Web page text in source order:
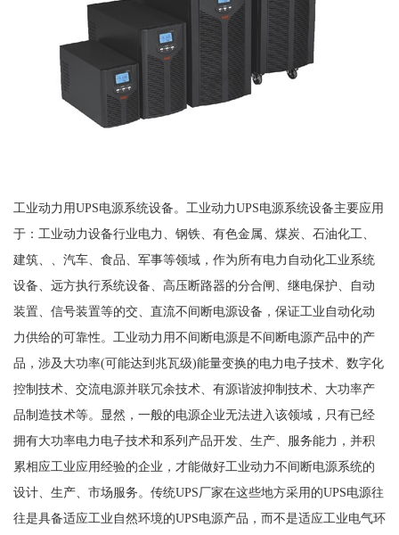
工业动力用UPS电源系统设备。工业动力UPS电源系统设备主要应用
于：工业动力设备行业电力、钢铁、有色金属、煤炭、石油化工、
建筑、、汽车、食品、军事等领域，作为所有电力自动化工业系统
设备、远方执行系统设备、高压断路器的分合闸、继电保护、自动
装置、信号装置等的交、直流不间断电源设备，保证工业自动化动
力供给的可靠性。工业动力用不间断电源是不间断电源产品中的产
品，涉及大功率(可能达到兆瓦级)能量变换的电力电子技术、数字化
控制技术、交流电源并联冗余技术、有源谐波抑制技术、大功率产
品制造技术等。显然，一般的电源企业无法进入该领域，只有已经
拥有大功率电力电子技术和系列产品开发、生产、服务能力，并积
累相应工业应用经验的企业，才能做好工业动力不间断电源系统的
设计、生产、市场服务。传统UPS厂家在这些地方采用的UPS电源往
往是具备适应工业自然环境的UPS电源产品，而不是适应工业电气环